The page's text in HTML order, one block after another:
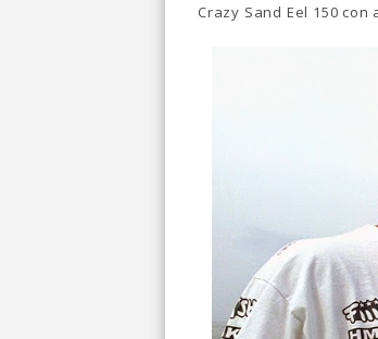
Crazy Sand Eel 150